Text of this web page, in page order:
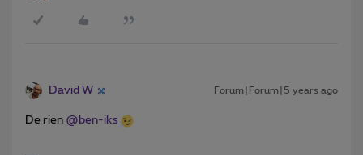
David W Forum|Forum|5 years ago
De rien @ben-iks